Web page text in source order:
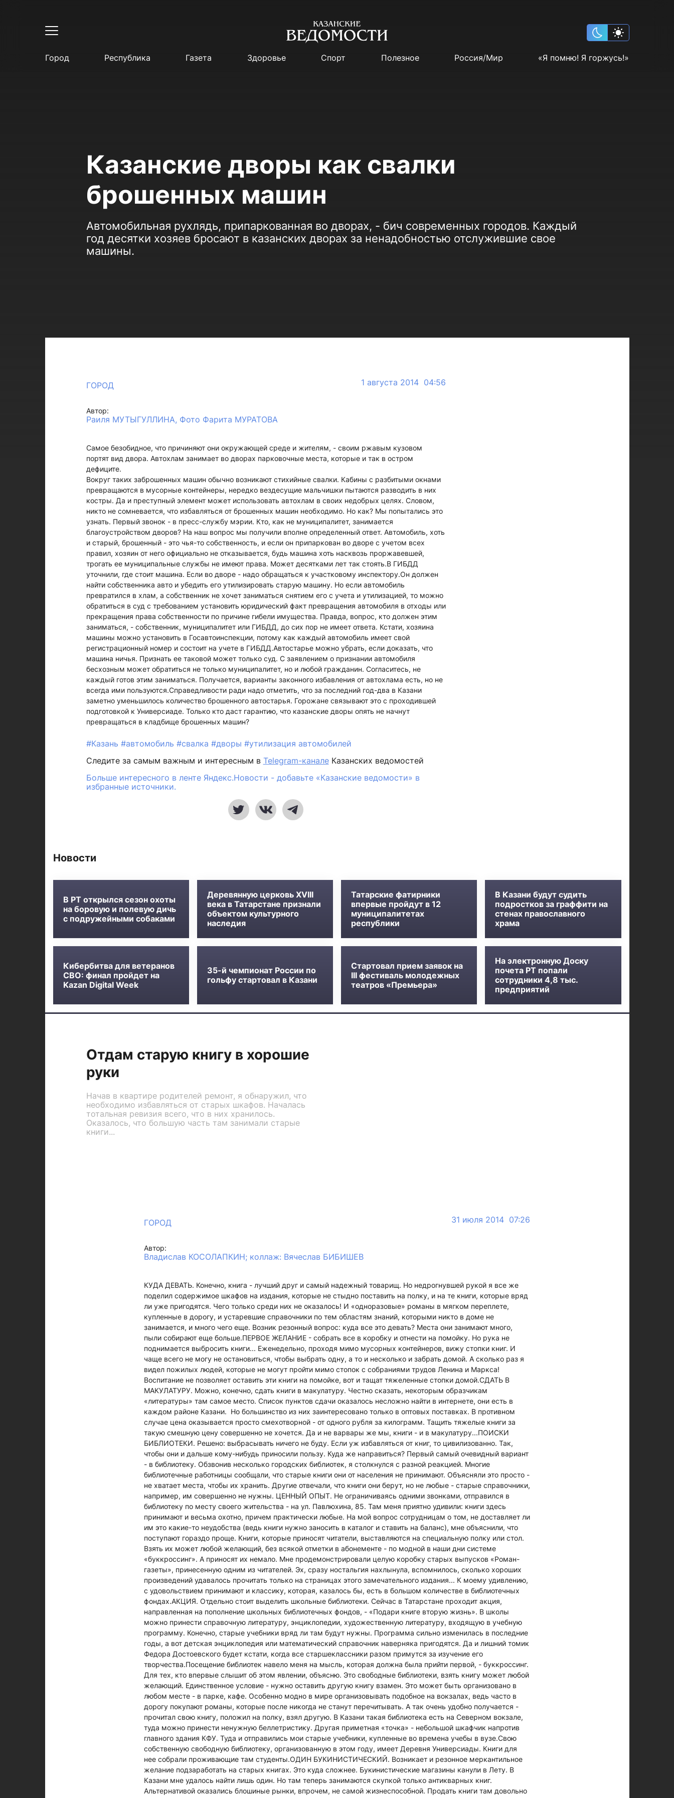
Город Республика Газета Здоровье Спорт Полезное Россия/Мир «Я помню! Я горжусь!»
Казанские дворы как свалки
брошенных машин
Автомобильная рухлядь, припаркованная во дворах, - бич современных городов. Каждый
год десятки хозяев бросают в казанских дворах за ненадобностью отслужившие свое
машины.
ГОРОД 1 августа 2014 04:56
Автор:
Раиля МУТЫГУЛЛИНА, Фото Фарита МУРАТОВА
Самое безобидное, что причиняют они окружающей среде и жителям, - своим ржавым кузовом
портят вид двора. Автохлам занимает во дворах парковочные места, которые и так в остром
дефиците.
Вокруг таких заброшенных машин обычно возникают стихийные свалки. Кабины с разбитыми окнами
превращаются в мусорные контейнеры, нередко вездесущие мальчишки пытаются разводить в них
костры. Да и преступный элемент может использовать автохлам в своих недобрых целях. Словом,
никто не сомневается, что избавляться от брошенных машин необходимо. Но как? Мы попытались это
узнать. Первый звонок - в пресс-службу мэрии. Кто, как не муниципалитет, занимается
благоустройством дворов? На наш вопрос мы получили вполне определенный ответ. Автомобиль, хоть
и старый, брошенный - это чья-то собственность, и если он припаркован во дворе с учетом всех
правил, хозяин от него официально не отказывается, будь машина хоть насквозь проржавевшей,
трогать ее муниципальные службы не имеют права. Может десятками лет так стоять.В ГИБДД
уточнили, где стоит машина. Если во дворе - надо обращаться к участковому инспектору.Он должен
найти собственника авто и убедить его утилизировать старую машину. Но если автомобиль
превратился в хлам, а собственник не хочет заниматься снятием его с учета и утилизацией, то можно
обратиться в суд с требованием установить юридический факт превращения автомобиля в отходы или
прекращения права собственности по причине гибели имущества. Правда, вопрос, кто должен этим
заниматься, - собственник, муниципалитет или ГИБДД, до сих пор не имеет ответа. Кстати, хозяина
машины можно установить в Госавтоинспекции, потому как каждый автомобиль имеет свой
регистрационный номер и состоит на учете в ГИБДД.Автостарье можно убрать, если доказать, что
машина ничья. Признать ее таковой может только суд. С заявлением о признании автомобиля
бесхозным может обратиться не только муниципалитет, но и любой гражданин. Согласитесь, не
каждый готов этим заниматься. Получается, варианты законного избавления от автохлама есть, но не
всегда ими пользуются.Справедливости ради надо отметить, что за последний год-два в Казани
заметно уменьшилось количество брошенного автостарья. Горожане связывают это с проходившей
подготовкой к Универсиаде. Только кто даст гарантию, что казанские дворы опять не начнут
превращаться в кладбище брошенных машин?
#Казань #автомобиль #свалка #дворы #утилизация автомобилей
Следите за самым важным и интересным в Telegram-каналеКазанских ведомостей
Больше интересного в ленте Яндекс.Новости - добавьте «Казанские ведомости» в
избранные источники.
Новости
В РТ открылся сезон охоты
на боровую и полевую дичь
с подружейными собаками
Деревянную церковь XVIII
века в Татарстане признали
объектом культурного
наследия
Татарские фатирники
впервые пройдут в 12
муниципалитетах
республики
В Казани будут судить
подростков за граффити на
стенах православного
храма
Кибербитва для ветеранов
СВО: финал пройдет на
Kazan Digital Week
35-й чемпионат России по
гольфу стартовал в Казани
Стартовал прием заявок на
III фестиваль молодежных
театров «Премьера»
На электронную Доску
почета РТ попали
сотрудники 4,8 тыс.
предприятий
Отдам старую книгу в хорошие
руки
Начав в квартире родителей ремонт, я обнаружил, что
необходимо избавляться от старых шкафов. Началась
тотальная ревизия всего, что в них хранилось.
Оказалось, что большую часть там занимали старые
книги...
ГОРОД 31 июля 2014 07:26
Автор:
Владислав КОСОЛАПКИН; коллаж: Вячеслав БИБИШЕВ
КУДА ДЕВАТЬ. Конечно, книга - лучший друг и самый надежный товарищ. Но недрогнувшей рукой я все же
поделил содержимое шкафов на издания, которые не стыдно поставить на полку, и на те книги, которые вряд
ли уже пригодятся. Чего только среди них не оказалось! И «одноразовые» романы в мягком переплете,
купленные в дорогу, и устаревшие справочники по тем областям знаний, которыми никто в доме не
занимается, и много чего еще. Возник резонный вопрос: куда все это девать? Места они занимают много,
пыли собирают еще больше.ПЕРВОЕ ЖЕЛАНИЕ - собрать все в коробку и отнести на помойку. Но рука не
поднимается выбросить книги... Еженедельно, проходя мимо мусорных контейнеров, вижу стопки книг. И
чаще всего не могу не остановиться, чтобы выбрать одну, а то и несколько и забрать домой. А сколько раз я
видел пожилых людей, которые не могут пройти мимо стопок с собраниями трудов Ленина и Маркса!
Воспитание не позволяет оставить эти книги на помойке, вот и тащат тяжеленные стопки домой.СДАТЬ В
МАКУЛАТУРУ. Можно, конечно, сдать книги в макулатуру. Честно сказать, некоторым образчикам
«литературы» там самое место. Список пунктов сдачи оказалось несложно найти в интернете, они есть в
каждом районе Казани. Но большинство из них заинтересовано только в оптовых поставках. В противном
случае цена оказывается просто смехотворной - от одного рубля за килограмм. Тащить тяжелые книги за
такую смешную цену совершенно не хочется. Да и не варвары же мы, книги - и в макулатуру...ПОИСКИ
БИБЛИОТЕКИ. Решено: выбрасывать ничего не буду. Если уж избавляться от книг, то цивилизованно. Так,
чтобы они и дальше кому-нибудь приносили пользу. Куда же направиться? Первый самый очевидный вариант
- в библиотеку. Обзвонив несколько городских библиотек, я столкнулся с разной реакцией. Многие
библиотечные работницы сообщали, что старые книги они от населения не принимают. Объясняли это просто -
не хватает места, чтобы их хранить. Другие отвечали, что книги они берут, но не любые - старые справочники,
например, им совершенно не нужны. ЦЕННЫЙ ОПЫТ. Не ограничиваясь одними звонками, отправился в
библиотеку по месту своего жительства - на ул. Павлюхина, 85. Там меня приятно удивили: книги здесь
принимают и весьма охотно, причем практически любые. На мой вопрос сотрудницам о том, не доставляет ли
им это какие-то неудобства (ведь книги нужно заносить в каталог и ставить на баланс), мне объяснили, что
поступают гораздо проще. Книги, которые приносят читатели, выставляются на специальную полку или стол.
Взять их может любой желающий, без всякой отметки в абонементе - по модной в наши дни системе
«буккроссинг». А приносят их немало. Мне продемонстрировали целую коробку старых выпусков «Роман-
газеты», принесенную одним из читателей. Эх, сразу ностальгия нахлынула, вспомнилось, сколько хороших
произведений удавалось прочитать только на страницах этого замечательного издания... К моему удивлению,
с удовольствием принимают и классику, которая, казалось бы, есть в большом количестве в библиотечных
фондах.АКЦИЯ. Отдельно стоит выделить школьные библиотеки. Сейчас в Татарстане проходит акция,
направленная на пополнение школьных библиотечных фондов, - «Подари книге вторую жизнь». В школы
можно принести справочную литературу, энциклопедии, художественную литературу, входящую в учебную
программу. Конечно, старые учебники вряд ли там будут нужны. Программа сильно изменилась в последние
годы, а вот детская энциклопедия или математический справочник наверняка пригодятся. Да и лишний томик
Федора Достоевского будет кстати, когда все старшеклассники разом примутся за изучение его
творчества.Посещение библиотек навело меня на мысль, которая должна была прийти первой, - буккроссинг.
Для тех, кто впервые слышит об этом явлении, объясню. Это свободные библиотеки, взять книгу может любой
желающий. Единственное условие - нужно оставить другую книгу взамен. Это может быть организовано в
любом месте - в парке, кафе. Особенно модно в мире организовывать подобное на вокзалах, ведь часто в
дорогу покупают романы, которые после никогда не станут перечитывать. А так очень удобно получается -
прочитал свою книгу, положил на полку, взял другую. В Казани такая библиотека есть на Северном вокзале,
туда можно принести ненужную беллетристику. Другая приметная «точка» - небольшой шкафчик напротив
главного здания КФУ. Туда и отправились мои старые учебники, купленные во времена учебы в вузе.Свою
собственную свободную библиотеку, организованную в этом году, имеет Деревня Универсиады. Книги для
нее собрали проживающие там студенты.ОДИН БУКИНИСТИЧЕСКИЙ. Возникает и резонное меркантильное
желание подзаработать на старых книгах. Это куда сложнее. Букинистические магазины канули в Лету. В
Казани мне удалось найти лишь один. Но там теперь занимаются скупкой только антикварных книг.
Альтернативой оказались блошиные рынки, впрочем, не самой жизнеспособной. Продать книги там довольно